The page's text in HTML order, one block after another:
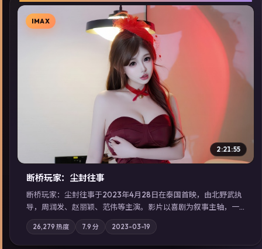
▶
IMAX
2:21:55
断桥玩家：尘封往事
断桥玩家：尘封往事于2023年4月28日在泰国首映，由北野武执
导，周润发、赵丽颖、范伟等主演。影片以喜剧为叙事主轴，一
次普通通勤演变成全城关注的生死营救；摄影与配乐强化地域气
质；站内亦可通过「国产免费观看高清电视剧在线看」延展检索
同类型高分佳作，畅享高清在线追剧体验。
26,279 热度 7.9 分 2023-03-19